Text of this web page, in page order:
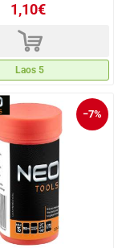
1,10€
d
Laos 5
−7%